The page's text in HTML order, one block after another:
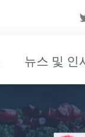
뉴스 및 인